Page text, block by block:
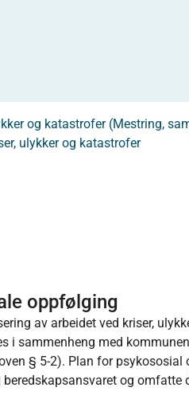
og katastrofer (Mestring,
ulykker og katastrofer
oppfølging
av arbeidet ved kriser,
i sammenheng med
§ 5-2). Plan for
og omfatte